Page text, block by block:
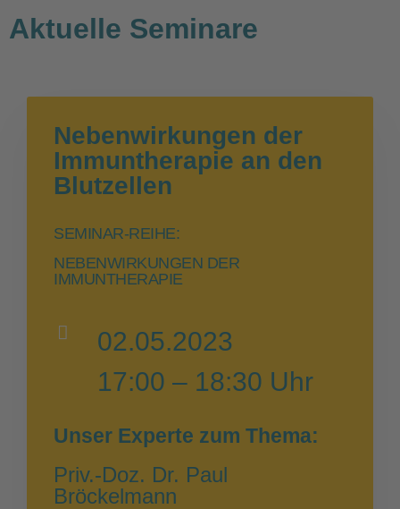
Aktuelle Seminare
Nebenwirkungen der
Immuntherapie an den
Blutzellen
SEMINAR-REIHE:
NEBENWIRKUNGEN DER
IMMUNTHERAPIE
02.05.2023
17:00 – 18:30 Uhr
Unser Experte zum Thema:
Priv.-Doz. Dr. Paul
Bröckelmann